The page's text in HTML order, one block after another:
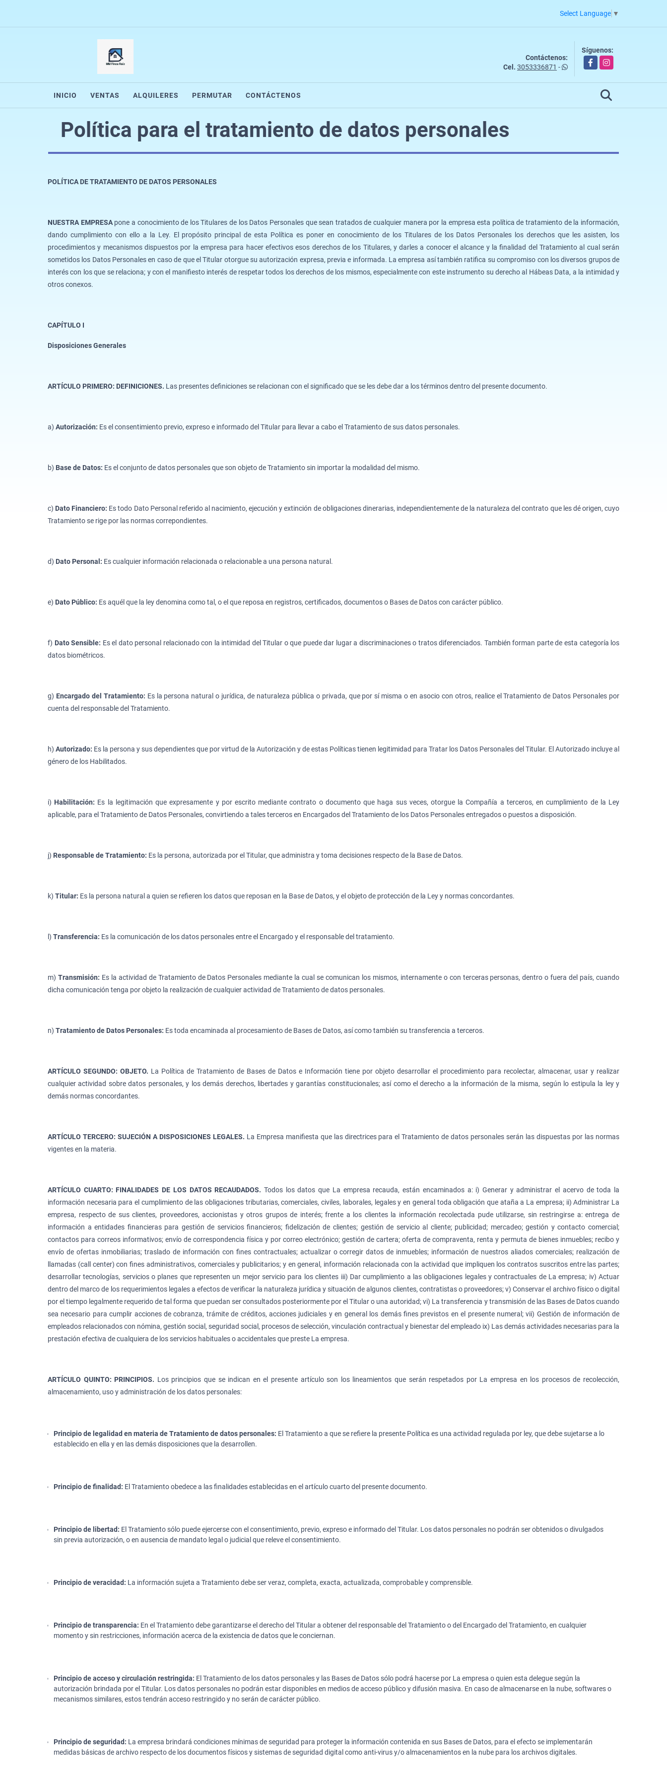
Select Language ▼
Contáctenos:
Cel. 3053336871 -
Síguenos:
FacebookInstagram
INICIO VENTAS ALQUILERES PERMUTAR CONTÁCTENOS
Política para el tratamiento de datos personales
POLÍTICA DE TRATAMIENTO DE DATOS PERSONALES
NUESTRA EMPRESApone a conocimiento de los Titulares de los Datos Personales que sean tratados de cualquier manera por la empresa esta política de tratamiento de la información,
dando cumplimiento con ello a la Ley. El propósito principal de esta Política es poner en conocimiento de los Titulares de los Datos Personales los derechos que les asisten, los
procedimientos y mecanismos dispuestos por la empresa para hacer efectivos esos derechos de los Titulares, y darles a conocer el alcance y la finalidad del Tratamiento al cual serán
sometidos los Datos Personales en caso de que el Titular otorgue su autorización expresa, previa e informada. La empresa así también ratifica su compromiso con los diversos grupos de
interés con los que se relaciona; y con el manifiesto interés de respetar todos los derechos de los mismos, especialmente con este instrumento su derecho al Hábeas Data, a la intimidad y
otros conexos.
CAPÍTULO I
Disposiciones Generales
ARTÍCULO PRIMERO: DEFINICIONES. Las presentes definiciones se relacionan con el significado que se les debe dar a los términos dentro del presente documento.
a) Autorización: Es el consentimiento previo, expreso e informado del Titular para llevar a cabo el Tratamiento de sus datos personales.
b) Base de Datos: Es el conjunto de datos personales que son objeto de Tratamiento sin importar la modalidad del mismo.
c) Dato Financiero: Es todo Dato Personal referido al nacimiento, ejecución y extinción de obligaciones dinerarias, independientemente de la naturaleza del contrato que les dé origen, cuyo
Tratamiento se rige por las normas correpondientes.
d) Dato Personal: Es cualquier información relacionada o relacionable a una persona natural.
e) Dato Público: Es aquél que la ley denomina como tal, o el que reposa en registros, certificados, documentos o Bases de Datos con carácter público.
f) Dato Sensible: Es el dato personal relacionado con la intimidad del Titular o que puede dar lugar a discriminaciones o tratos diferenciados. También forman parte de esta categoría los
datos biométricos.
g) Encargado del Tratamiento: Es la persona natural o jurídica, de naturaleza pública o privada, que por sí misma o en asocio con otros, realice el Tratamiento de Datos Personales por
cuenta del responsable del Tratamiento.
h) Autorizado: Es la persona y sus dependientes que por virtud de la Autorización y de estas Políticas tienen legitimidad para Tratar los Datos Personales del Titular. El Autorizado incluye al
género de los Habilitados.
i) Habilitación: Es la legitimación que expresamente y por escrito mediante contrato o documento que haga sus veces, otorgue la Compañía a terceros, en cumplimiento de la Ley
aplicable, para el Tratamiento de Datos Personales, convirtiendo a tales terceros en Encargados del Tratamiento de los Datos Personales entregados o puestos a disposición.
j) Responsable de Tratamiento: Es la persona, autorizada por el Titular, que administra y toma decisiones respecto de la Base de Datos.
k) Titular: Es la persona natural a quien se refieren los datos que reposan en la Base de Datos, y el objeto de protección de la Ley y normas concordantes.
l) Transferencia: Es la comunicación de los datos personales entre el Encargado y el responsable del tratamiento.
m) Transmisión: Es la actividad de Tratamiento de Datos Personales mediante la cual se comunican los mismos, internamente o con terceras personas, dentro o fuera del país, cuando
dicha comunicación tenga por objeto la realización de cualquier actividad de Tratamiento de datos personales.
n) Tratamiento de Datos Personales: Es toda encaminada al procesamiento de Bases de Datos, así como también su transferencia a terceros.
ARTÍCULO SEGUNDO: OBJETO. La Política de Tratamiento de Bases de Datos e Información tiene por objeto desarrollar el procedimiento para recolectar, almacenar, usar y realizar
cualquier actividad sobre datos personales, y los demás derechos, libertades y garantías constitucionales; así como el derecho a la información de la misma, según lo estipula la ley y
demás normas concordantes.
ARTÍCULO TERCERO: SUJECIÓN A DISPOSICIONES LEGALES. La Empresa manifiesta que las directrices para el Tratamiento de datos personales serán las dispuestas por las normas
vigentes en la materia.
ARTÍCULO CUARTO: FINALIDADES DE LOS DATOS RECAUDADOS. Todos los datos que La empresa recauda, están encaminados a: i) Generar y administrar el acervo de toda la
información necesaria para el cumplimiento de las obligaciones tributarias, comerciales, civiles, laborales, legales y en general toda obligación que ataña a La empresa; ii) Administrar La
empresa, respecto de sus clientes, proveedores, accionistas y otros grupos de interés; frente a los clientes la información recolectada pude utilizarse, sin restringirse a: entrega de
información a entidades financieras para gestión de servicios financieros; fidelización de clientes; gestión de servicio al cliente; publicidad; mercadeo; gestión y contacto comercial;
contactos para correos informativos; envío de correspondencia física y por correo electrónico; gestión de cartera; oferta de compraventa, renta y permuta de bienes inmuebles; recibo y
envío de ofertas inmobiliarias; traslado de información con fines contractuales; actualizar o corregir datos de inmuebles; información de nuestros aliados comerciales; realización de
llamadas (call center) con fines administrativos, comerciales y publicitarios; y en general, información relacionada con la actividad que impliquen los contratos suscritos entre las partes;
desarrollar tecnologías, servicios o planes que representen un mejor servicio para los clientes iii) Dar cumplimiento a las obligaciones legales y contractuales de La empresa; iv) Actuar
dentro del marco de los requerimientos legales a efectos de verificar la naturaleza jurídica y situación de algunos clientes, contratistas o proveedores; v) Conservar el archivo físico o digital
por el tiempo legalmente requerido de tal forma que puedan ser consultados posteriormente por el Titular o una autoridad; vi) La transferencia y transmisión de las Bases de Datos cuando
sea necesario para cumplir acciones de cobranza, trámite de créditos, acciones judiciales y en general los demás fines previstos en el presente numeral; vii) Gestión de información de
empleados relacionados con nómina, gestión social, seguridad social, procesos de selección, vinculación contractual y bienestar del empleado ix) Las demás actividades necesarias para la
prestación efectiva de cualquiera de los servicios habituales o accidentales que preste La empresa.
ARTÍCULO QUINTO: PRINCIPIOS. Los principios que se indican en el presente artículo son los lineamientos que serán respetados por La empresa en los procesos de recolección,
almacenamiento, uso y administración de los datos personales:
Principio de legalidad en materia de Tratamiento de datos personales: El Tratamiento a que se refiere la presente Política es una actividad regulada por ley, que debe sujetarse a lo
establecido en ella y en las demás disposiciones que la desarrollen.
Principio de finalidad: El Tratamiento obedece a las finalidades establecidas en el artículo cuarto del presente documento.
Principio de libertad: El Tratamiento sólo puede ejercerse con el consentimiento, previo, expreso e informado del Titular. Los datos personales no podrán ser obtenidos o divulgados
sin previa autorización, o en ausencia de mandato legal o judicial que releve el consentimiento.
Principio de veracidad: La información sujeta a Tratamiento debe ser veraz, completa, exacta, actualizada, comprobable y comprensible.
Principio de transparencia: En el Tratamiento debe garantizarse el derecho del Titular a obtener del responsable del Tratamiento o del Encargado del Tratamiento, en cualquier
momento y sin restricciones, información acerca de la existencia de datos que le conciernan.
Principio de acceso y circulación restringida: El Tratamiento de los datos personales y las Bases de Datos sólo podrá hacerse por La empresa o quien esta delegue según la
autorización brindada por el Titular. Los datos personales no podrán estar disponibles en medios de acceso público y difusión masiva. En caso de almacenarse en la nube, softwares o
mecanismos similares, estos tendrán acceso restringido y no serán de carácter público.
Principio de seguridad: La empresa brindará condiciones mínimas de seguridad para proteger la información contenida en sus Bases de Datos, para el efecto se implementarán
medidas básicas de archivo respecto de los documentos físicos y sistemas de seguridad digital como anti-virus y/o almacenamientos en la nube para los archivos digitales.